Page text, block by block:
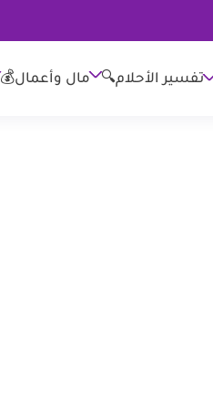
تفسير الأحلام🔍 مال وأعمال💰